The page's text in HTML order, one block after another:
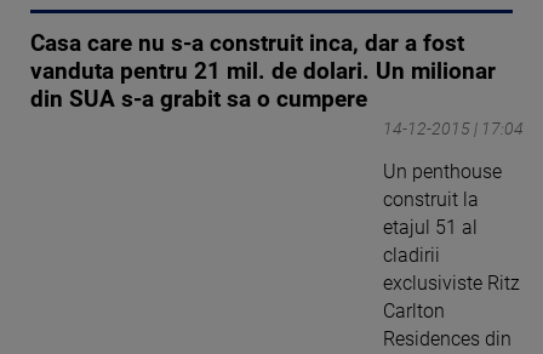
Casa care nu s-a construit inca, dar a fost
vanduta pentru 21 mil. de dolari. Un milionar
din SUA s-a grabit sa o cumpere
14-12-2015 | 17:04
Un penthouse
construit la
etajul 51 al
cladirii
exclusiviste Ritz
Carlton
Residences din